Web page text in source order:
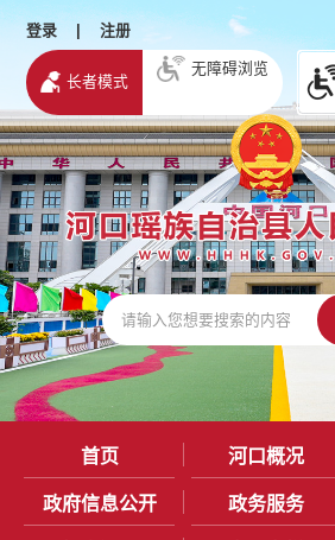
登录 | 注册
长者模式
无障碍浏览
首页 河口概况
政府信息公开 政务服务